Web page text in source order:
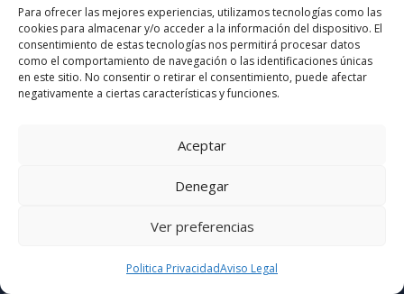
Para ofrecer las mejores experiencias, utilizamos tecnologías como las
cookies para almacenar y/o acceder a la información del dispositivo. El
consentimiento de estas tecnologías nos permitirá procesar datos
como el comportamiento de navegación o las identificaciones únicas
en este sitio. No consentir o retirar el consentimiento, puede afectar
negativamente a ciertas características y funciones.
Aceptar
Denegar
Ver preferencias
Politica PrivacidadAviso Legal
Avda. Castilla, nº 2 Kudos San Fernando
Edificio H, Escalera B, 2ª Planta